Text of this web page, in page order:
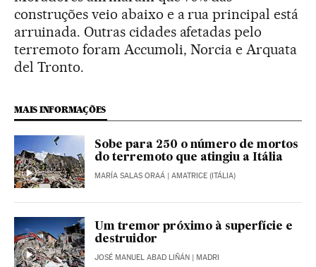
construções veio abaixo e a rua principal está
arruinada. Outras cidades afetadas pelo
terremoto foram Accumoli, Norcia e Arquata
del Tronto.
MAIS INFORMAÇÕES
Sobe para 250 o número de mortos
do terremoto que atingiu a Itália
MARÍA SALAS ORAÁ | AMATRICE (ITÁLIA)
Um tremor próximo à superfície e
destruidor
JOSÉ MANUEL ABAD LIÑÁN | MADRI